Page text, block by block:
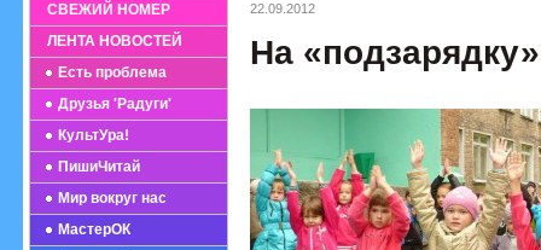
СВЕЖИЙ НОМЕР
ЛЕНТА НОВОСТЕЙ
Есть проблема
Друзья 'Радуги'
КультУра!
ПишиЧитай
Мир вокруг нас
МастерОК
22.09.2012
На